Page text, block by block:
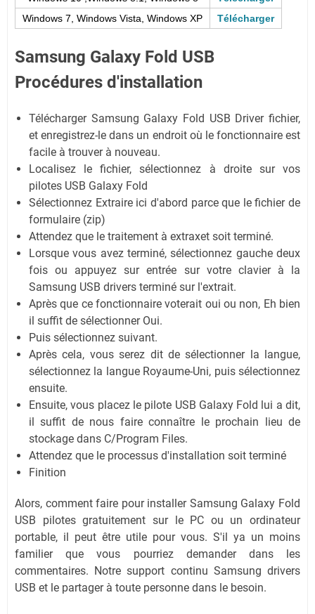
Windows 7, Windows Vista, Windows XP
Télécharger
Samsung Galaxy Fold USB
Procédures d'installation
Télécharger Samsung Galaxy Fold USB Driver fichier,
et enregistrez-le dans un endroit où le fonctionnaire est
facile à trouver à nouveau.
Localisez le fichier, sélectionnez à droite sur vos
pilotes USB Galaxy Fold
Sélectionnez Extraire ici d'abord parce que le fichier de
formulaire (zip)
Attendez que le traitement à extraxet soit terminé.
Lorsque vous avez terminé, sélectionnez gauche deux
fois ou appuyez sur entrée sur votre clavier à la
Samsung USB drivers terminé sur l'extrait.
Après que ce fonctionnaire voterait oui ou non, Eh bien
il suffit de sélectionner Oui.
Puis sélectionnez suivant.
Après cela, vous serez dit de sélectionner la langue,
sélectionnez la langue Royaume-Uni, puis sélectionnez
ensuite.
Ensuite, vous placez le pilote USB Galaxy Fold lui a dit,
il suffit de nous faire connaître le prochain lieu de
stockage dans C/Program Files.
Attendez que le processus d'installation soit terminé
Finition
Alors, comment faire pour installer Samsung Galaxy Fold
USB pilotes gratuitement sur le PC ou un ordinateur
portable, il peut être utile pour vous. S'il ya un moins
familier que vous pourriez demander dans les
commentaires. Notre support continu Samsung drivers
USB et le partager à toute personne dans le besoin.